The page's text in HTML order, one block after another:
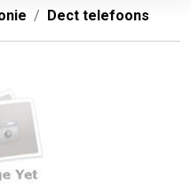
Dect telefoons